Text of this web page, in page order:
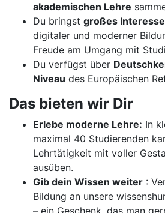
akademischen Lehre
Du bringst großes Interesse
digitaler und moderner
Freude am Umgang mit
Du verfügst über
Niveau des Europäischen
Das bieten wir Dir
Erlebe moderne Lehre: In
maximal 40 Studierenden
Lehrtätigkeit mit voller
ausüben.
Gib dein Wissen weiter :
Bildung an unsere
– ein Geschenk, das man